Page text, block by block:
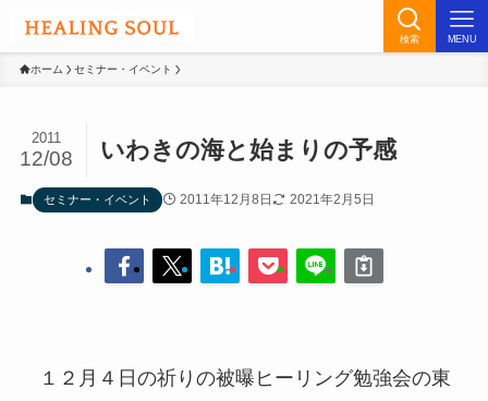
検索 MENU
ホーム セミナー・イベント
いわきの海と始まりの予感
2011
12/08
セミナー・イベント 2011年12月8日 2021年2月5日
１２月４日の祈りの被曝ヒーリング勉強会の東